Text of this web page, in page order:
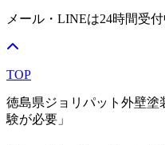
メール・LINEは24時間受付
TOP
徳島県ジョリパット外壁塗
験が必要」